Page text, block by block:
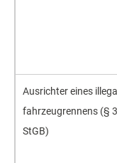
Aus­richter eines
fahrzeug­rennens (§
StGB)